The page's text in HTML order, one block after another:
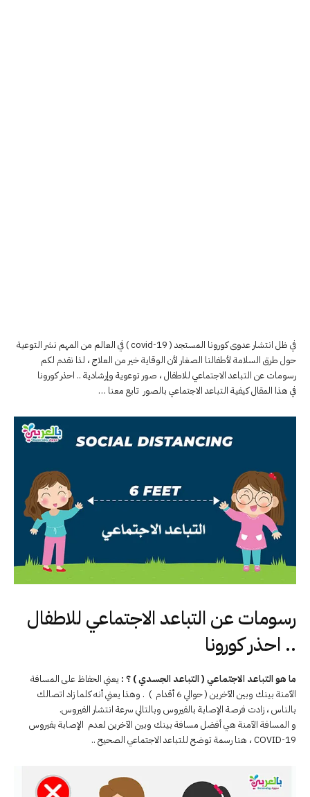
في ظل انتشار عدوى كورونا المستجد ( covid-19 ) في العالم من المهم نشر التوعية
حول طرق السلامة لأطفالنا الصغار لأن الوقاية خير من العلاج ، لذا نقدم لكم
رسومات عن التباعد الاجتماعي للاطفال ، صور توعوية وإرشادية .. احذر كورونا
في هذا المقال كيفية التباعد الاجتماعي بالصور تابع معنا …
رسومات عن التباعد الاجتماعي للاطفال
.. احذر كورونا
ما هو التباعد الاجتماعي ( التباعد الجسدي ) ؟ : يعني الحفاظ على المسافة
الآمنة بينك وبين الآخرين ( حوالي 6 أقدام ) . وهذا يعني أنه كلما زاد اتصالك
بالناس ، زادت فرصة الإصابة بالفيروس وبالتالي سرعة انتشار الفيروس.
و المسافة الآمنة هي أفضل مسافة بينك وبين الآخرين لعدم الإصابة بفيروس
COVID-19 ، هنا رسمة توضح للتباعد الاجتماعي الصحيح ..